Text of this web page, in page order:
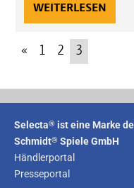
WEITERLESEN
« 1 2 3
Selecta® ist eine Marke
Schmidt® Spiele GmbH
Händlerportal
Presseportal